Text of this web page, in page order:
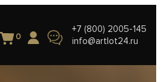
0
+7 (800) 2005-145
info@artlot24.ru